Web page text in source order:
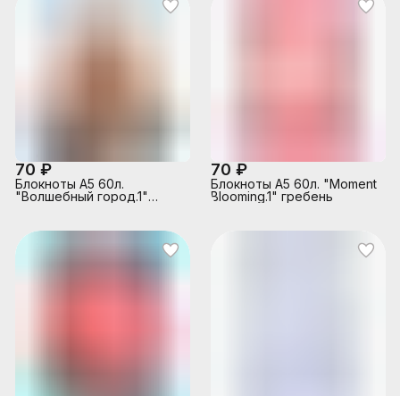
70 ₽
Блокноты А5 60л.
"Волшебный город.1"
70 ₽
Блокноты А5 60л. "Moment
Blooming.1" гребень